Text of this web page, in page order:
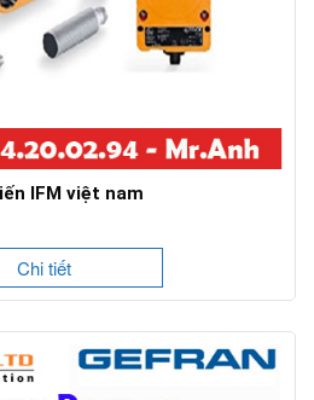
IFM việt nam
Chi tiết